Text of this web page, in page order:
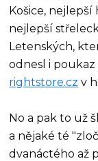
Košice,
nejlepší
Letenských,
odnesl i
rightstore.cz v
No a pak to už
a nějaké té
dvanáctého až